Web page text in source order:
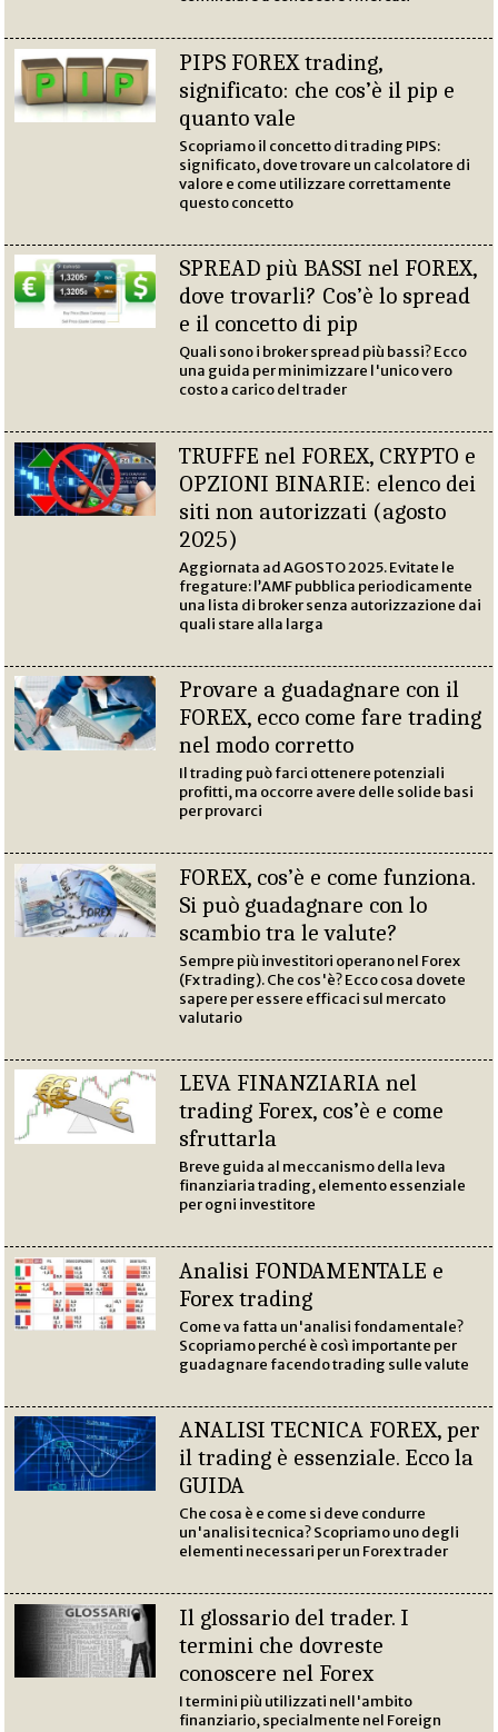
PIPS FOREX trading,
significato: che cos’è il pip e
quanto vale
Scopriamo il concetto di trading PIPS:
significato, dove trovare un calcolatore di
valore e come utilizzare correttamente
questo concetto
SPREAD più BASSI nel FOREX,
dove trovarli? Cos’è lo spread
e il concetto di pip
Quali sono i broker spread più bassi? Ecco
una guida per minimizzare l'unico vero
costo a carico del trader
TRUFFE nel FOREX, CRYPTO e
OPZIONI BINARIE: elenco dei
siti non autorizzati (agosto
2025)
Aggiornata ad AGOSTO 2025. Evitate le
fregature: l’AMF pubblica periodicamente
una lista di broker senza autorizzazione dai
quali stare alla larga
Provare a guadagnare con il
FOREX, ecco come fare trading
nel modo corretto
Il trading può farci ottenere potenziali
profitti, ma occorre avere delle solide basi
per provarci
FOREX, cos’è e come funziona.
Si può guadagnare con lo
scambio tra le valute?
Sempre più investitori operano nel Forex
(Fx trading). Che cos'è? Ecco cosa dovete
sapere per essere efficaci sul mercato
valutario
LEVA FINANZIARIA nel
trading Forex, cos’è e come
sfruttarla
Breve guida al meccanismo della leva
finanziaria trading, elemento essenziale
per ogni investitore
Analisi FONDAMENTALE e
Forex trading
Come va fatta un'analisi fondamentale?
Scopriamo perché è così importante per
guadagnare facendo trading sulle valute
ANALISI TECNICA FOREX, per
il trading è essenziale. Ecco la
GUIDA
Che cosa è e come si deve condurre
un'analisi tecnica? Scopriamo uno degli
elementi necessari per un Forex trader
Il glossario del trader. I
termini che dovreste
conoscere nel Forex
I termini più utilizzati nell'ambito
finanziario, specialmente nel Foreign